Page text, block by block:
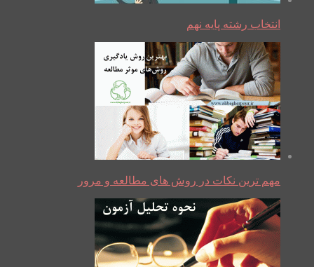
انتخاب رشته پایه نهم
مهم ترین نکات در روش های مطالعه و مرور